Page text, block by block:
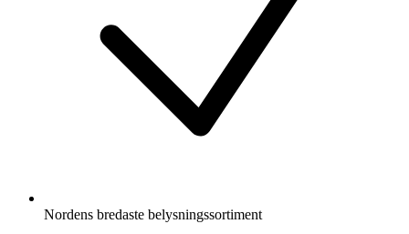
Nordens bredaste belysningssortiment